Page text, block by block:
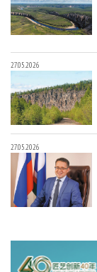
27.05.2026
27.05.2026